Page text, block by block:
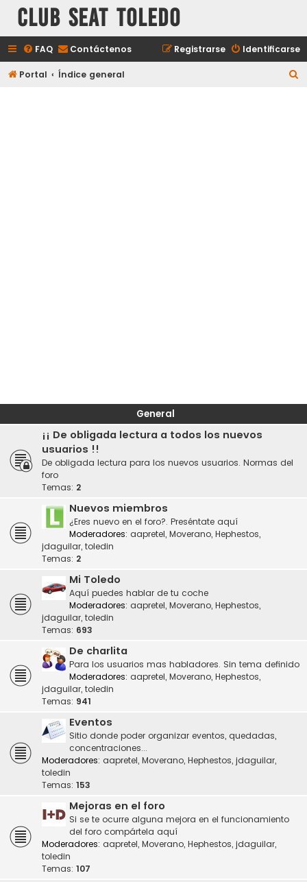
Club Seat Toledo
FAQ Contáctenos Identificarse
Registrarse
Portal Índice general
General
¡¡ De obligada lectura a todos los nuevos
usuarios !!
De obligada lectura para los nuevos usuarios. Normas del
foro
Temas: 2
Nuevos miembros
¿Eres nuevo en el foro?. Preséntate aquí
Moderadores: aapretel, Moverano, Hephestos,
jdaguilar, toledin
Temas: 2
Mi Toledo
Aquí puedes hablar de tu coche
Moderadores: aapretel, Moverano, Hephestos,
jdaguilar, toledin
Temas: 693
De charlita
Para los usuarios mas habladores. Sin tema definido
Moderadores: aapretel, Moverano, Hephestos,
jdaguilar, toledin
Temas: 941
Eventos
Sitio donde poder organizar eventos, quedadas,
concentraciones...
Moderadores: aapretel, Moverano, Hephestos, jdaguilar,
toledin
Temas: 153
Mejoras en el foro
Si se te ocurre alguna mejora en el funcionamiento
del foro compártela aquí
Moderadores: aapretel, Moverano, Hephestos, jdaguilar,
toledin
Temas: 107